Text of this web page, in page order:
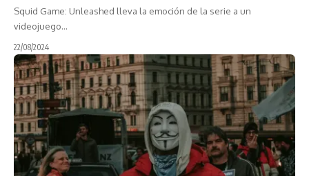
Squid Game: Unleashed lleva la emoción de la serie a un
videojuego…
22/08/2024